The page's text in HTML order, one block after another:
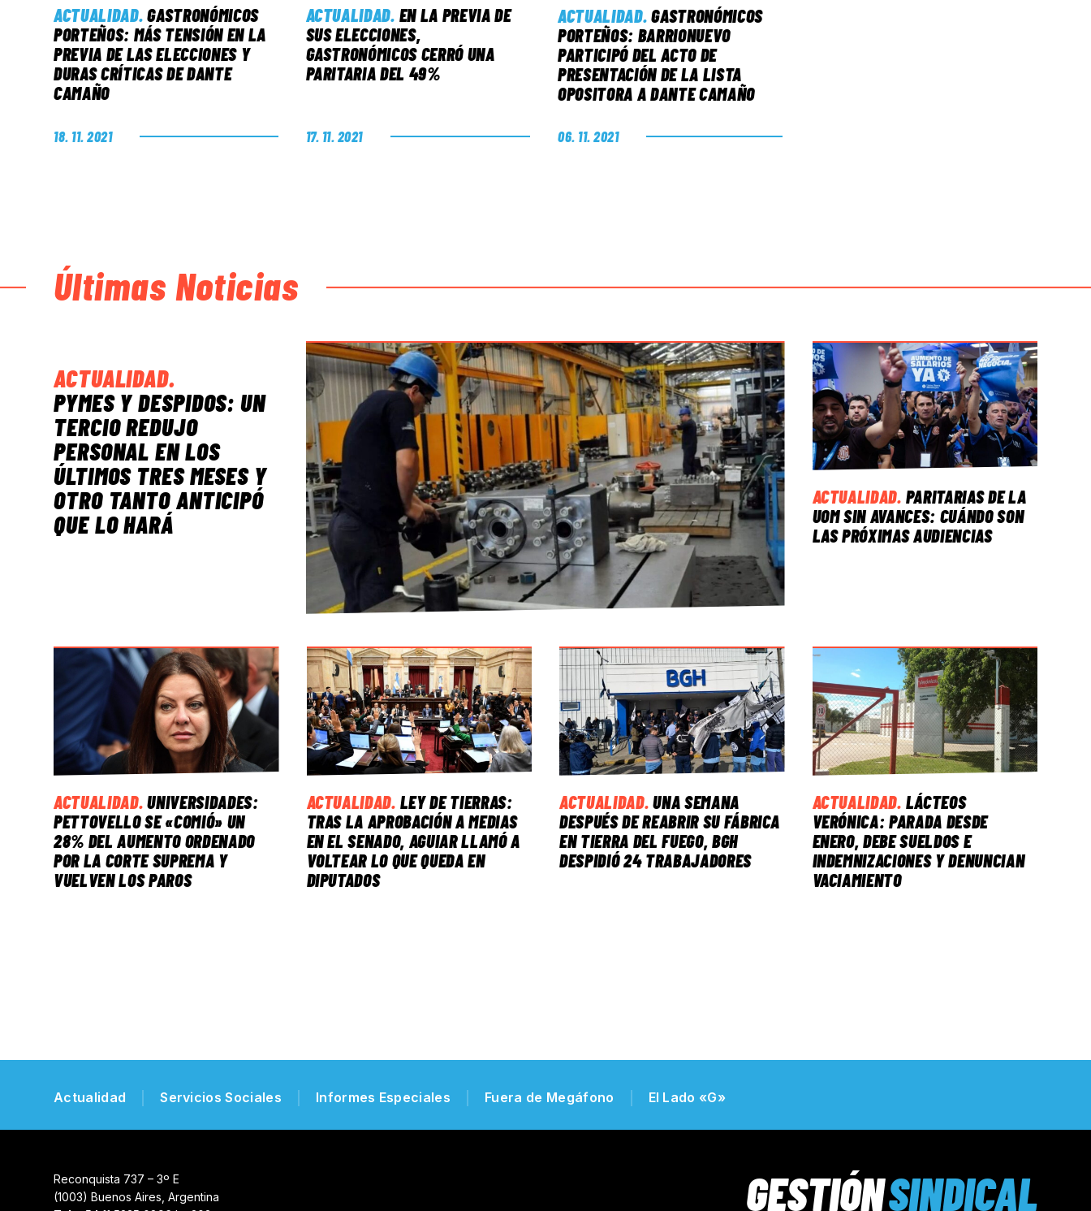
ACTUALIDAD. GASTRONÓMICOS
PORTEÑOS: MÁS TENSIÓN EN LA
PREVIA DE LAS ELECCIONES Y
DURAS CRÍTICAS DE DANTE
CAMAÑO
18. 11. 2021
ACTUALIDAD. EN LA PREVIA DE
SUS ELECCIONES,
GASTRONÓMICOS CERRÓ UNA
PARITARIA DEL 49%
17. 11. 2021
ACTUALIDAD. GASTRONÓMICOS
PORTEÑOS: BARRIONUEVO
PARTICIPÓ DEL ACTO DE
PRESENTACIÓN DE LA LISTA
OPOSITORA A DANTE CAMAÑO
06. 11. 2021
Últimas Noticias
ACTUALIDAD.
PYMES Y DESPIDOS: UN
TERCIO REDUJO
PERSONAL EN LOS
ÚLTIMOS TRES MESES Y
OTRO TANTO ANTICIPÓ
QUE LO HARÁ
ACTUALIDAD. PARITARIAS DE LA
UOM SIN AVANCES: CUÁNDO SON
LAS PRÓXIMAS AUDIENCIAS
ACTUALIDAD. UNIVERSIDADES:
PETTOVELLO SE «COMIÓ» UN
28% DEL AUMENTO ORDENADO
POR LA CORTE SUPREMA Y
VUELVEN LOS PAROS
ACTUALIDAD. LEY DE TIERRAS:
TRAS LA APROBACIÓN A MEDIAS
EN EL SENADO, AGUIAR LLAMÓ A
VOLTEAR LO QUE QUEDA EN
DIPUTADOS
ACTUALIDAD. UNA SEMANA
DESPUÉS DE REABRIR SU FÁBRICA
EN TIERRA DEL FUEGO, BGH
DESPIDIÓ 24 TRABAJADORES
ACTUALIDAD. LÁCTEOS
VERÓNICA: PARADA DESDE
ENERO, DEBE SUELDOS E
INDEMNIZACIONES Y DENUNCIAN
VACIAMIENTO
Actualidad Servicios Sociales Informes Especiales Fuera de Megáfono El Lado «G»
Reconquista 737 – 3º E
(1003) Buenos Aires, Argentina
GESTIÓNSINDICAL